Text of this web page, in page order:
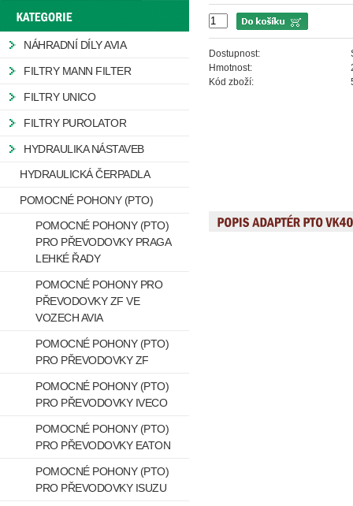
Dostupnost:
Hmotnost:
Kód zboží:
NÁHRADNÍ DÍLY AVIA
FILTRY MANN FILTER
FILTRY UNICO
FILTRY PUROLATOR
HYDRAULIKA NÁSTAVEB
HYDRAULICKÁ ČERPADLA
POMOCNÉ POHONY (PTO)
POMOCNÉ POHONY (PTO)
PRO PŘEVODOVKY PRAGA
LEHKÉ ŘADY
POMOCNÉ POHONY PRO
PŘEVODOVKY ZF VE
VOZECH AVIA
POMOCNÉ POHONY (PTO)
PRO PŘEVODOVKY ZF
POMOCNÉ POHONY (PTO)
PRO PŘEVODOVKY IVECO
POMOCNÉ POHONY (PTO)
PRO PŘEVODOVKY EATON
POMOCNÉ POHONY (PTO)
PRO PŘEVODOVKY ISUZU